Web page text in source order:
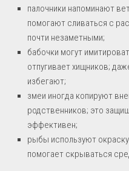
палочники напоминают
помогают сливаться с
почти незаметными;
бабочки могут
отпугивает хищников;
избегают;
змеи иногда копируют
родственников; это
эффективен;
рыбы используют
помогает скрываться